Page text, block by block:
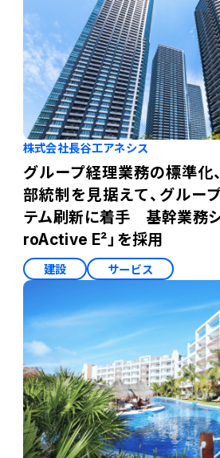
株式会社長谷工アネシス
グループ経理業務の標準化
部統制を見据えて、グルー
テム刷新に着手 基幹業務
roActive E²」を採用
建設 サービス